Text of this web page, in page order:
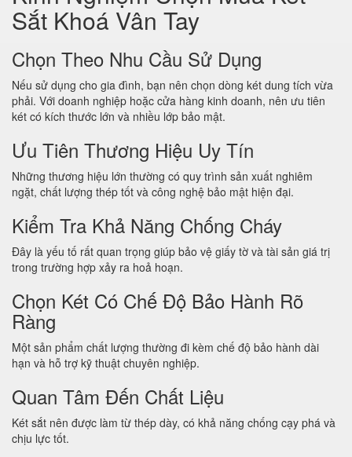
Sắt Khoá Vân Tay
Chọn Theo Nhu Cầu Sử Dụng
Nếu sử dụng cho gia đình, bạn nên chọn dòng két dung tích vừa
phải. Với doanh nghiệp hoặc cửa hàng kinh doanh, nên ưu tiên
két có kích thước lớn và nhiều lớp bảo mật.
Ưu Tiên Thương Hiệu Uy Tín
Những thương hiệu lớn thường có quy trình sản xuất nghiêm
ngặt, chất lượng thép tốt và công nghệ bảo mật hiện đại.
Kiểm Tra Khả Năng Chống Cháy
Đây là yếu tố rất quan trọng giúp bảo vệ giấy tờ và tài sản giá trị
trong trường hợp xảy ra hoả hoạn.
Chọn Két Có Chế Độ Bảo Hành Rõ
Ràng
Một sản phẩm chất lượng thường đi kèm chế độ bảo hành dài
hạn và hỗ trợ kỹ thuật chuyên nghiệp.
Quan Tâm Đến Chất Liệu
Két sắt nên được làm từ thép dày, có khả năng chống cạy phá và
chịu lực tốt.